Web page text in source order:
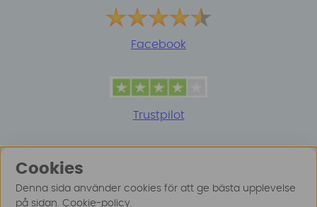
Facebook
Trustpilot
Cookies
Denna sida använder cookies för att ge bästa upplevelse
på sidan. Cookie-policy.